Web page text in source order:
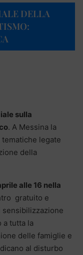
DELLA
sulla
. A Messina la
legate
della
alle 16 nella
gratuito e
sensibilizzazione
a tutta la
delle famiglie e
al disturbo